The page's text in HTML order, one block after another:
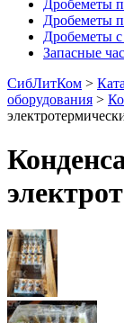
Дробеметы
Дробеметы
Дробеметы
Запасные
СибЛитКом >
оборудования >